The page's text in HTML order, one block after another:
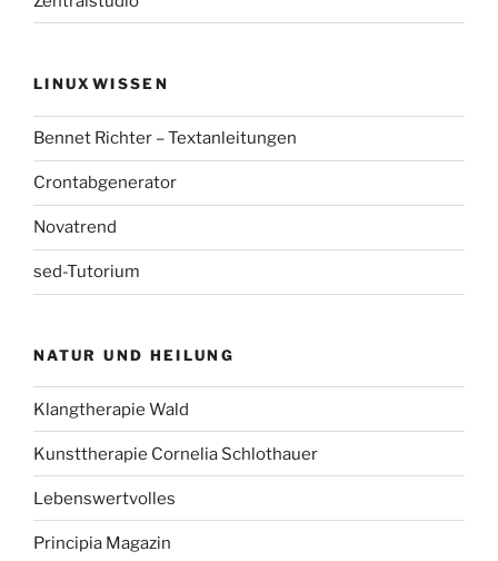
LINUXWISSEN
Bennet Richter – Textanleitungen
Crontabgenerator
Novatrend
sed-Tutorium
NATUR UND HEILUNG
Klangtherapie Wald
Kunsttherapie Cornelia Schlothauer
Lebenswertvolles
Principia Magazin